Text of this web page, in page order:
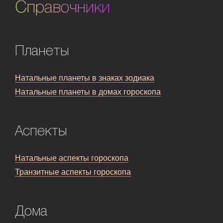
Справочники
Планеты
Натальные планеты в знаках зодиака
Натальные планеты в домах гороскопа
Аспекты
Натальные аспекты гороскопа
Транзитные аспекты гороскопа
Дома